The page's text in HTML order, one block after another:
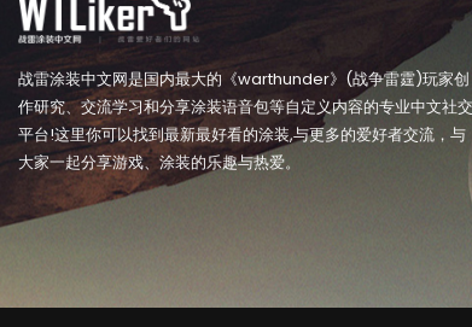
战雷涂装中文网是国内最大的《warthunder》(战争雷霆)玩家创
作研究、交流学习和分享涂装语音包等自定义内容的专业中文社交
平台!这里你可以找到最新最好看的涂装,与更多的爱好者交流，与
大家一起分享游戏、涂装的乐趣与热爱。